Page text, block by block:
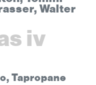
Walter
iv
Tapropane